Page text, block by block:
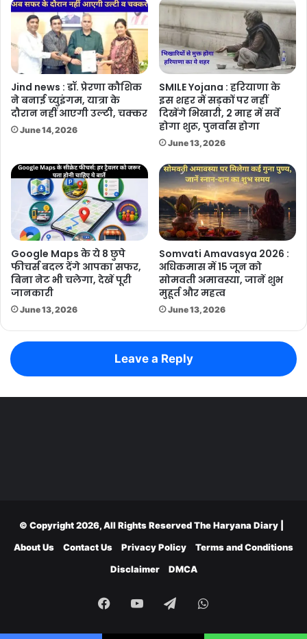
Jind news : डॉ. प्रेरणा कौशिक
ने बनाई च्युइंगम, यात्रा के
दौरान नहीं आएगी उल्टी, चक्कर
June 14, 2026
SMILE Yojana : हरियाणा के
इस शहर में सड़कों पर नहीं
दिखेंगे भिखारी, 2 माह में सर्वे
होगा शुरू, पुनर्वास होगा
June 13, 2026
Google Maps के ये 8 छुपे
फीचर्स बदल देंगे आपका सफर,
बिना नेट भी चलेगा, देखें पूरी
जानकारी
June 13, 2026
Somvati Amavasya 2026 :
अधिकमास में 15 जून को
सोमवती अमावस्या, जानें शुभ
मुहूर्त और महत्व
June 13, 2026
Leave a Reply
© Copyright 2026, All Rights ReservedThe Haryana Diary
About Us
Contact Us Privacy Policy
Terms and Conditions
Disclaimer
DMCA
Facebook
YouTubeTelegramWhatsApp